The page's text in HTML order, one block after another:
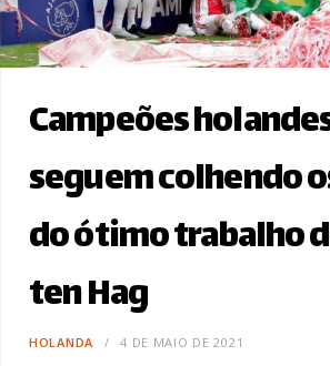
Campeões
seguem colhendo
do ótimo trabalho
ten Hag
HOLANDA 4 DE MAIO DE 2021